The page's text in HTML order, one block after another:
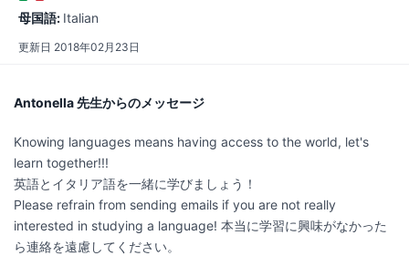
母国語: Italian
更新日 2018年02月23日
Antonella 先生からのメッセージ
Knowing languages means having access to the world, let's
learn together!!!
英語とイタリア語を一緒に学びましょう！
Please refrain from sending emails if you are not really
interested in studying a language! 本当に学習に興味がなかった
ら連絡を遠慮してください。